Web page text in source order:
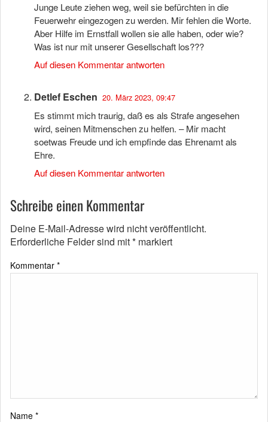
Junge Leute ziehen weg, weil sie befürchten in die
Feuerwehr eingezogen zu werden. Mir fehlen die Worte.
Aber Hilfe im Ernstfall wollen sie alle haben, oder wie?
Was ist nur mit unserer Gesellschaft los???
Auf diesen Kommentar antworten
Detlef Eschen 20. März 2023, 09:47
Es stimmt mich traurig, daß es als Strafe angesehen
wird, seinen Mitmenschen zu helfen. – Mir macht
soetwas Freude und ich empfinde das Ehrenamt als
Ehre.
Auf diesen Kommentar antworten
Schreibe einen Kommentar
Deine E-Mail-Adresse wird nicht veröffentlicht.
Erforderliche Felder sind mit* markiert
Kommentar *
Name *